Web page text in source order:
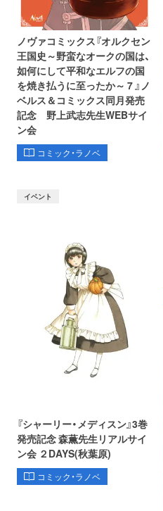
ノヴァコミックス『オルクセン
王国史～野蛮なオークの国は、
如何にして平和なエルフの国
を焼き払うに至ったか～ 7 』ノ
ベルス＆コミックス同月発売
記念 野上武志先生WEBサイ
ン会
コミック・ラノベ
イベント
『シャーリー・メディスン』3巻
発売記念 森薫先生リアルサイ
ン会 ２DAYS(秋葉原)
コミック・ラノベ